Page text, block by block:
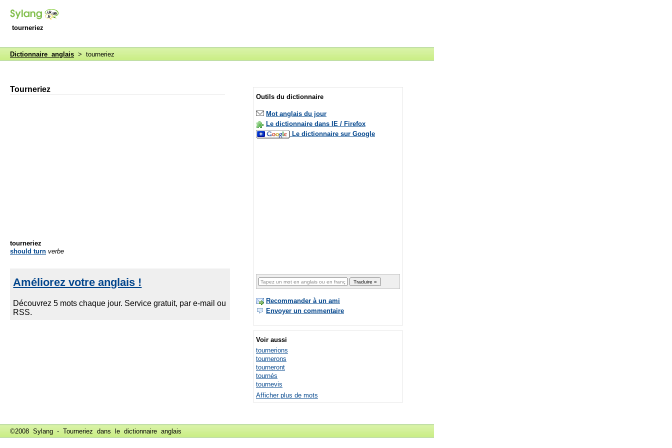
tourneriez
Dictionnaire anglais > tourneriez
Tourneriez
tourneriez
should turn verbe
Outils du dictionnaire
Mot anglais du jour
Le dictionnaire dans IE / Firefox
Le dictionnaire sur Google
Recommander à un ami
Envoyer un commentaire
Voir aussi
tournerions
tournerons
tourneront
tournés
tournevis
Afficher plus de mots
©2008 Sylang - Tourneriez dans le dictionnaire anglais